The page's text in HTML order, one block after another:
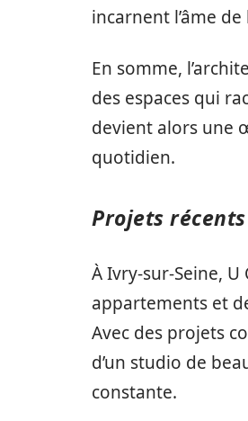
incarnent l’âme de
En somme,
des espaces qui
devient alors une
quotidien.
Projets
À Ivry-sur-Seine,
appartements et
Avec des projets
d’un studio de
constante.